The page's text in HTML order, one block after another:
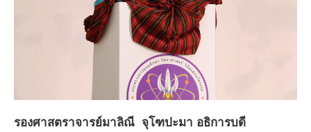
รองศาสตราจารย์มาลิณี จุโฑปะมา อธิการบดี